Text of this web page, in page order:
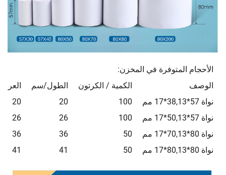
الأحجام المتوفرة في المخزن:
الوصف
الكمية / الكرتون الطول/سم
نواة 57*38,13*17 مم
100
20
20
نواة 57*50,13*17 مم
100
26
26
نواة 80*70,13*17 مم
50
36
36
نواة 80*80,13*17 مم
50
41
41